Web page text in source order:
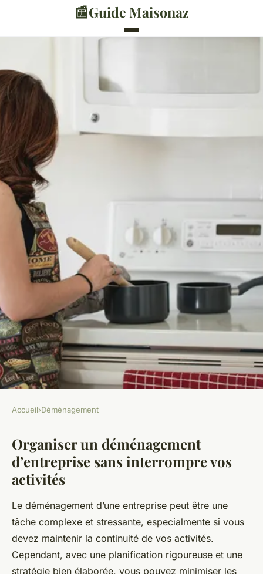
📰Guide Maisonaz
DÉMÉNAGEMENT
Organiser un déménagement
d'entreprise sans interrompre
vos activités
Olivia•2 février 2025 •7 min de lecture
Accueil›Déménagement
Organiser un déménagement
d’entreprise sans interrompre vos
activités
Le déménagement d’une entreprise peut être une
tâche complexe et stressante, especialmente si vous
devez maintenir la continuité de vos activités.
Cependant, avec une planification rigoureuse et une
stratégie bien élaborée, vous pouvez minimiser les